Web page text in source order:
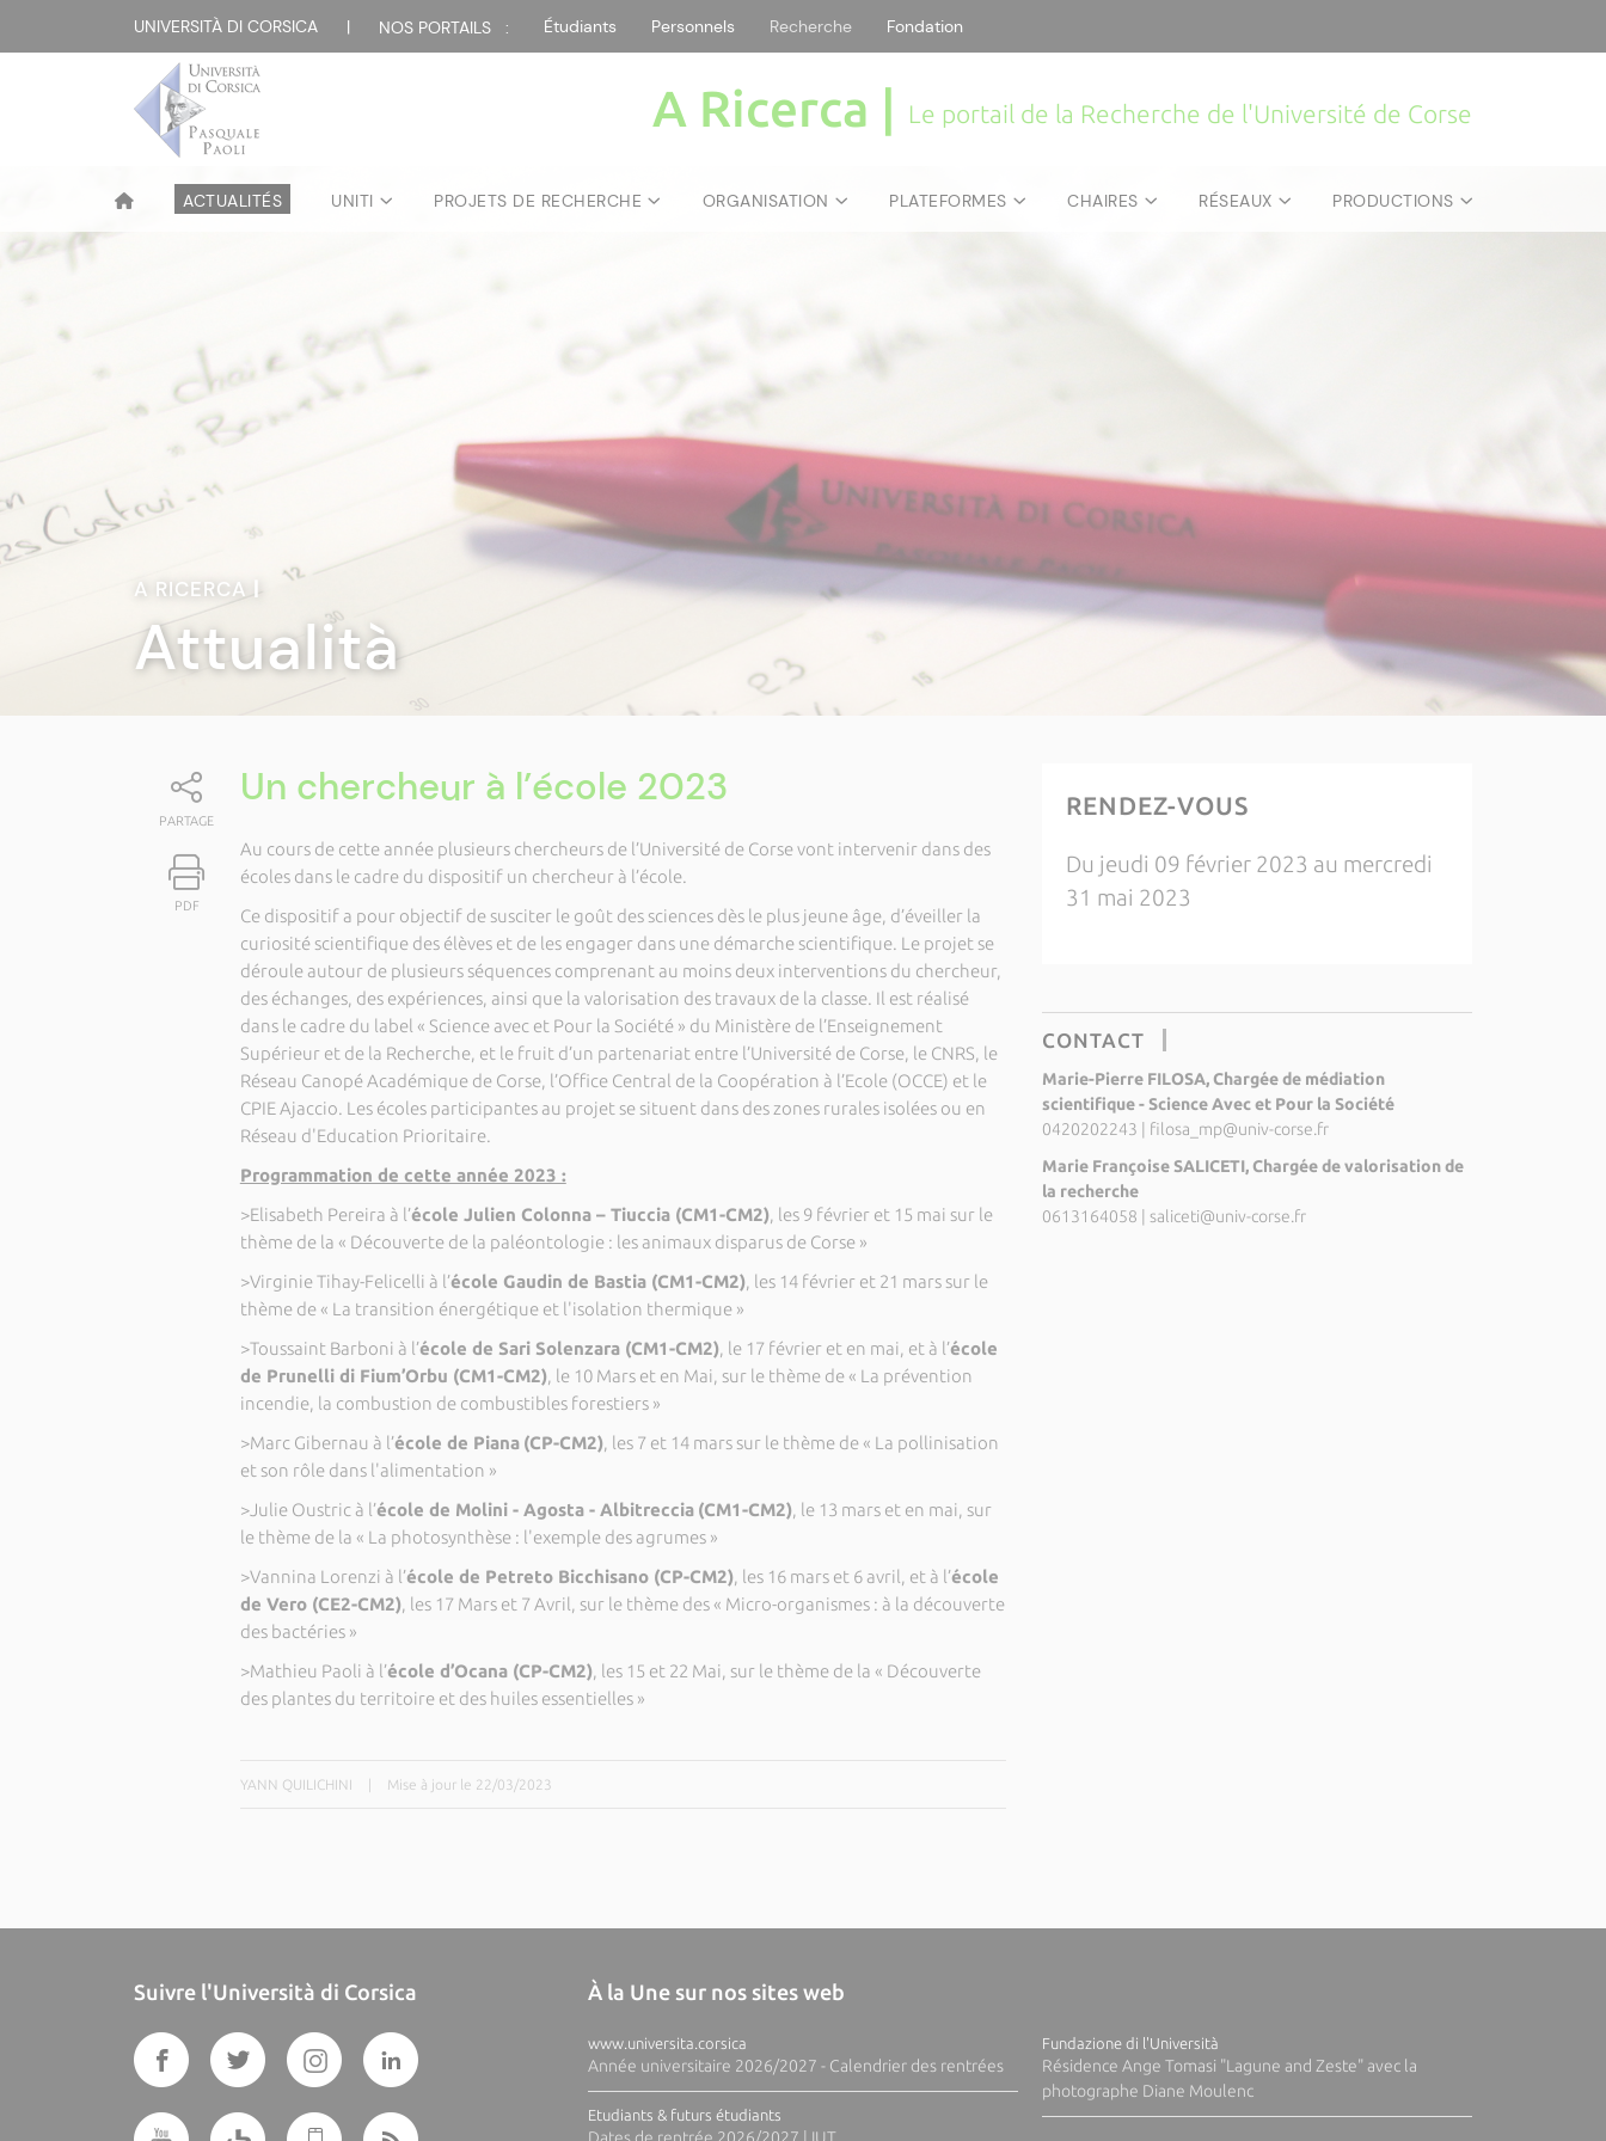
UNIVERSITÀ DI CORSICA | NOS PORTAILS : Étudiants Personnels Recherche Fondation
A Ricerca | Le portail de la Recherche de l'Université de Corse
ACTUALITÉS UNITI PROJETS DE RECHERCHE ORGANISATION PLATEFORMES CHAIRES RÉSEAUX PRODUCTIONS
A RICERCA|
Attualità
PARTAGE
PDF
Un chercheur à l’école 2023
Au cours de cette année plusieurs chercheurs de l’Université de Corse vont intervenir dans des
écoles dans le cadre du dispositif un chercheur à l’école.
Ce dispositif a pour objectif de susciter le goût des sciences dès le plus jeune âge, d’éveiller la
curiosité scientifique des élèves et de les engager dans une démarche scientifique. Le projet se
déroule autour de plusieurs séquences comprenant au moins deux interventions du chercheur,
des échanges, des expériences, ainsi que la valorisation des travaux de la classe. Il est réalisé
dans le cadre du label « Science avec et Pour la Société » du Ministère de l’Enseignement
Supérieur et de la Recherche, et le fruit d’un partenariat entre l’Université de Corse, le CNRS, le
Réseau Canopé Académique de Corse, l’Office Central de la Coopération à l’Ecole (OCCE) et le
CPIE Ajaccio. Les écoles participantes au projet se situent dans des zones rurales isolées ou en
Réseau d'Education Prioritaire.
Programmation de cette année 2023 :
>Elisabeth Pereira à l’école Julien Colonna – Tiuccia (CM1-CM2), les 9 février et 15 mai sur le
thème de la « Découverte de la paléontologie : les animaux disparus de Corse »
>Virginie Tihay-Felicelli à l’école Gaudin de Bastia (CM1-CM2), les 14 février et 21 mars sur le
thème de « La transition énergétique et l'isolation thermique »
>Toussaint Barboni à l’école de Sari Solenzara (CM1-CM2), le 17 février et en mai, et à l’école
de Prunelli di Fium’Orbu (CM1-CM2), le 10 Mars et en Mai, sur le thème de « La prévention
incendie, la combustion de combustibles forestiers »
>Marc Gibernau à l’école de Piana (CP-CM2), les 7 et 14 mars sur le thème de « La pollinisation
et son rôle dans l'alimentation »
>Julie Oustric à l’école de Molini - Agosta - Albitreccia (CM1-CM2), le 13 mars et en mai, sur
le thème de la « La photosynthèse : l'exemple des agrumes »
>Vannina Lorenzi à l’école de Petreto Bicchisano (CP-CM2), les 16 mars et 6 avril, et à l’école
de Vero (CE2-CM2), les 17 Mars et 7 Avril, sur le thème des « Micro-organismes : à la découverte
des bactéries »
>Mathieu Paoli à l’école d’Ocana (CP-CM2), les 15 et 22 Mai, sur le thème de la « Découverte
des plantes du territoire et des huiles essentielles »
YANN QUILICHINI Mise à jour le 22/03/2023
RENDEZ-VOUS
Du jeudi 09 février 2023 au mercredi
31 mai 2023
CONTACT
Marie-Pierre FILOSA, Chargée de médiation
scientifique - Science Avec et Pour la Société
0420202243
filosa_mp@univ-corse.fr
Marie Françoise SALICETI, Chargée de valorisation de
la recherche
0613164058
saliceti@univ-corse.fr
Suivre l'Università di Corsica À la Une sur nos sites web
www.universita.corsica
Année universitaire 2026/2027 - Calendrier des rentrées
Etudiants & futurs étudiants
Fundazione di l'Università
Résidence Ange Tomasi "Lagune and Zeste" avec la
photographe Diane Moulenc